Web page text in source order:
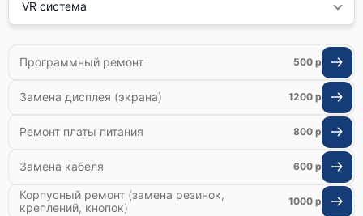
VR система
Программный ремонт 500 р
Замена дисплея (экрана) 1200 р
Ремонт платы питания 800 р
Замена кабеля 600 р
Корпусный ремонт (замена резинок,
креплений, кнопок)
1000 р